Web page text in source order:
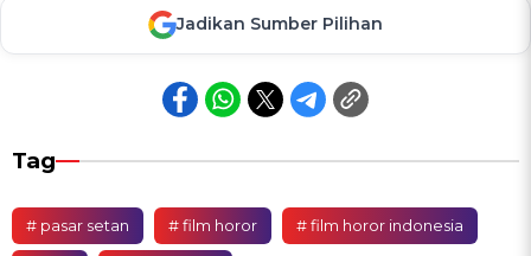
Jadikan Sumber Pilihan
Tag
# pasar setan # film horor # film horor indonesia